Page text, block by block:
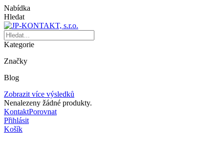
Nabídka
Hledat
Kategorie
Značky
Blog
Zobrazit více výsledků
Nenalezeny žádné produkty.
KontaktPorovnat
Přihlásit
Košík